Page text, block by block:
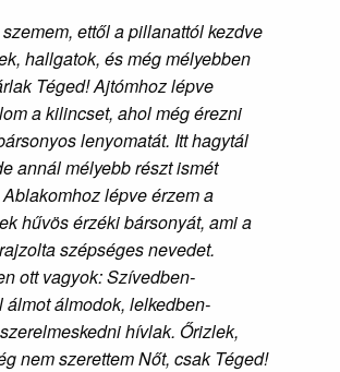
ettől a pillanattól kezdve
hallgatok, és még mélyebben
Téged! Ajtómhoz lépve
a kilincset, ahol még érezni
lenyomatát. Itt hagytál
annál mélyebb részt ismét
lépve érzem a
hűvös érzéki bársonyát, ami a
szépséges nevedet.
ott vagyok: Szívedben-
álmot álmodok, lelkedben-
hívlak. Őrizlek,
nem szerettem Nőt, csak Téged!